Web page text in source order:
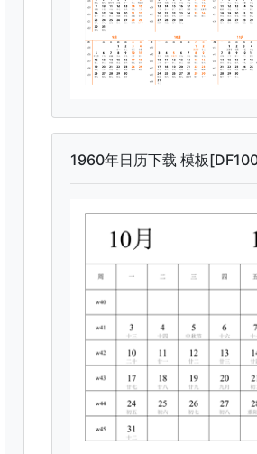
1960年日历下载 模板